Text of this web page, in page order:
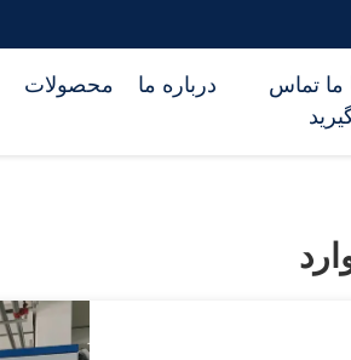
محصولات درباره ما
ما تماس